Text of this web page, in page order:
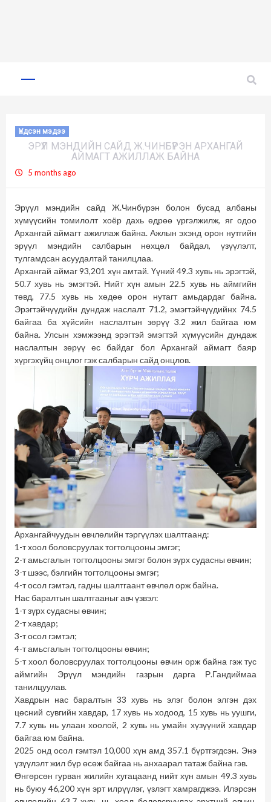
Primary
Үндсэн мэдээ
ЭРҮҮЛ МЭНДИЙН САЙД Ж.ЧИНБҮРЭН АРХАНГАЙ
АЙМАГТ АЖИЛЛАЖ БАЙНА
5 months ago
Эрүүл мэндийн сайд Ж.Чинбүрэн болон бусад албаны
хүмүүсийн томилолт хоёр дахь өдрөө үргэлжилж, яг одоо
Архангай аймагт ажиллаж байна. Ажлын эхэнд орон нутгийн
эрүүл мэндийн салбарын нөхцөл байдал, үзүүлэлт,
тулгамдсан асуудалтай танилцлаа.
Архангай аймаг 93,201 хүн амтай. Үүний 49.3 хувь нь эрэгтэй,
50.7 хувь нь эмэгтэй. Нийт хүн амын 22.5 хувь нь аймгийн
төвд, 77.5 хувь нь хөдөө орон нутагт амьдардаг байна.
Эрэгтэйчүүдийн дундаж наслалт 71.2, эмэгтэйчүүдийнх 74.5
байгаа ба хүйсийн наслалтын зөрүү 3.2 жил байгаа юм
байна. Улсын хэмжээнд эрэгтэй эмэгтэй хүмүүсийн дундаж
наслалтын зөрүү ес байдаг бол Архангай аймагт баяр
хүргэхүйц онцлог гэж салбарын сайд онцлов.
Архангайчуудын өвчлөлийн тэргүүлэх шалтгаанд:
1-т хоол боловсруулах тогтолцооны эмгэг;
2-т амьсгалын тогтолцооны эмгэг болон зүрх судасны өвчин;
3-т шээс, бэлгийн тогтолцооны эмгэг;
4-т осол гэмтэл, гадны шалтгаант өвчлөл орж байна.
Нас баралтын шалтгааныг авч үзвэл:
1-т зүрх судасны өвчин;
2-т хавдар;
3-т осол гэмтэл;
4-т амьсгалын тогтолцооны өвчин;
5-т хоол боловсруулах тогтолцооны өвчин орж байна гэж тус
аймгийн Эрүүл мэндийн газрын дарга Р.Гандиймаа
танилцуулав.
Хавдрын нас баралтын 33 хувь нь элэг болон элгэн дэх
цөсний сувгийн хавдар, 17 хувь нь ходоод, 15 хувь нь уушги,
7.7 хувь нь улаан хоолой, 2 хувь нь умайн хүзүүний хавдар
байгаа юм байна.
2025 онд осол гэмтэл 10,000 хүн амд 357.1 бүртгэгдсэн. Энэ
үзүүлэлт жил бүр өсөж байгаа нь анхаарал татаж байна гэв.
Өнгөрсөн гурван жилийн хугацаанд нийт хүн амын 49.3 хувь
нь буюу 46,200 хүн эрт илрүүлэг, үзлэгт хамрагджээ. Илэрсэн